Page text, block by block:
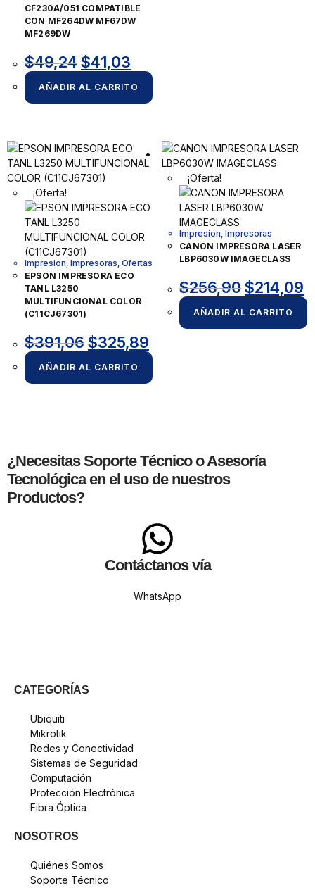
CF230A/051 COMPATIBLE
CON MF264DW MF67DW
MF269DW
$49,24$41,03
AÑADIR AL CARRITO
¡Oferta!
Impresion Impresoras Ofertas
EPSON IMPRESORA ECO
TANL L3250
MULTIFUNCIONAL COLOR
(C11CJ67301)
$391,06$325,89
AÑADIR AL CARRITO
¡Oferta!
Impresion ,Impresoras
CANON IMPRESORA LASER
LBP6030W IMAGECLASS
$256,90 $214,09
AÑADIR AL CARRITO
¿NecesitasSoporte Técnicoo Asesoría
Tecnológica en el uso de nuestros
Productos?
Contáctanos vía
WhatsApp
CATEGORÍAS
Ubiquiti
Mikrotik
Redes y Conectividad
Sistemas de Seguridad
Computación
Protección Electrónica
Fibra Óptica
NOSOTROS
Quiénes Somos
Soporte Técnico